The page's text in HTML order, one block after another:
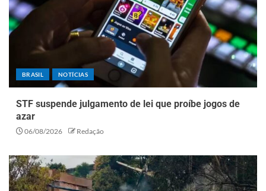
BRASIL NOTÍCIAS
STF suspende julgamento de lei que proíbe jogos de
azar
06/08/2026 Redação